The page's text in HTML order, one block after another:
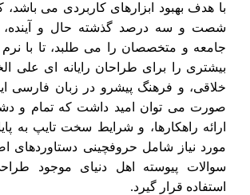
با هدف بهبود ابزارهای کاربردی می باشد،
شصت و سه درصد گذشته حال و آینده،
جامعه و متخصصان را می طلبد، تا با
بیشتری را برای طراحان رایانه ای علی
خلاقی، و فرهنگ پیشرو در زبان فارسی
صورت می توان امید داشت که تمام و
ارائه راهکارها، و شرایط سخت تایپ به
مورد نیاز شامل حروفچینی دستاوردهای
سوالات پیوسته اهل دنیای موجود
استفاده قرار گیرد.